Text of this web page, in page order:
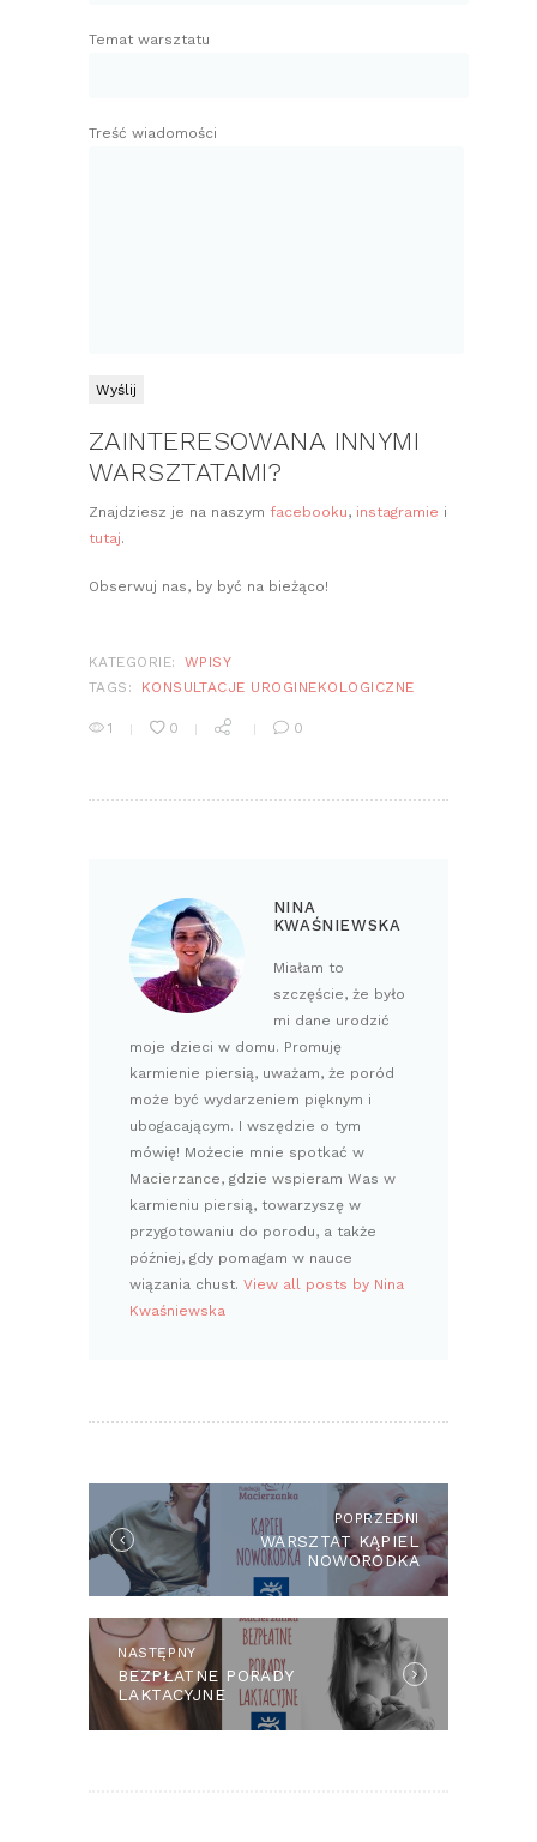
Temat warsztatu
Treść wiadomości
ZAINTERESOWANA INNYMI
WARSZTATAMI?
Znajdziesz je na naszym facebooku, instagramie i
tutaj.
Obserwuj nas, by być na bieżąco!
KATEGORIE:
WPISY
TAGS:
KONSULTACJE UROGINEKOLOGICZNE
1 0 0
NINA
KWAŚNIEWSKA
Miałam to
szczęście, że było
mi dane urodzić
moje dzieci w domu. Promuję
karmienie piersią, uważam, że poród
może być wydarzeniem pięknym i
ubogacającym. I wszędzie o tym
mówię! Możecie mnie spotkać w
Macierzance, gdzie wspieram Was w
karmieniu piersią, towarzyszę w
przygotowaniu do porodu, a także
później, gdy pomagam w nauce
wiązania chust. View all posts by Nina
Kwaśniewska
POPRZEDNI Previous
post:
WARSZTAT KĄPIEL
NOWORODKA
NASTĘPNY Next
post:
BEZPŁATNE PORADY
LAKTACYJNE